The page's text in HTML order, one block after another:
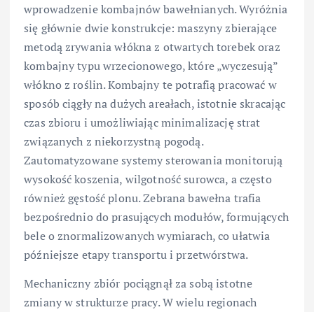
wprowadzenie kombajnów bawełnianych. Wyróżnia
się głównie dwie konstrukcje: maszyny zbierające
metodą zrywania włókna z otwartych torebek oraz
kombajny typu wrzecionowego, które „wyczesują”
włókno z roślin. Kombajny te potrafią pracować w
sposób ciągły na dużych areałach, istotnie skracając
czas zbioru i umożliwiając minimalizację strat
związanych z niekorzystną pogodą.
Zautomatyzowane systemy sterowania monitorują
wysokość koszenia, wilgotność surowca, a często
również gęstość plonu. Zebrana bawełna trafia
bezpośrednio do prasujących modułów, formujących
bele o znormalizowanych wymiarach, co ułatwia
późniejsze etapy transportu i przetwórstwa.
Mechaniczny zbiór pociągnął za sobą istotne
zmiany w strukturze pracy. W wielu regionach